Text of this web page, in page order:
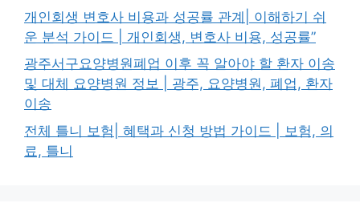
개인회생 변호사 비용과 성공률 관계| 이해하기 쉬
운 분석 가이드 | 개인회생, 변호사 비용, 성공률”
광주서구요양병원폐업 이후 꼭 알아야 할 환자 이송
및 대체 요양병원 정보 | 광주, 요양병원, 폐업, 환자
이송
전체 틀니 보험| 혜택과 신청 방법 가이드 | 보험, 의
료, 틀니